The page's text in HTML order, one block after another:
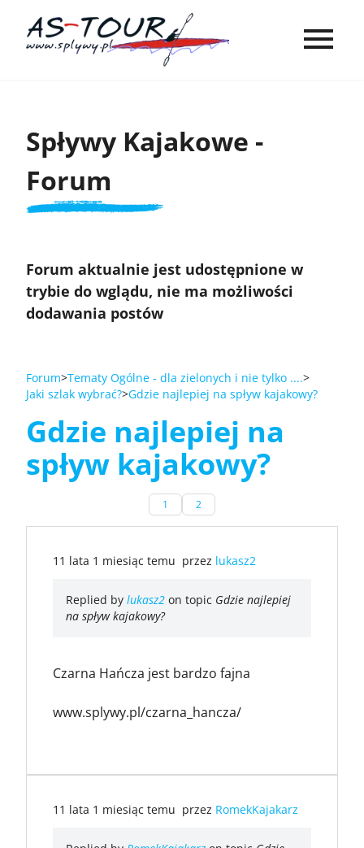
Spływy Kajakowe -
Forum
Forum aktualnie jest udostępnione w
trybie do wglądu, nie ma możliwości
dodawania postów
Forum Tematy Ogólne - dla zielonych i nie tylko ....
Jaki szlak wybrać? Gdzie najlepiej na spływ kajakowy?
Gdzie najlepiej na
spływ kajakowy?
1 2
11 lata 1 miesiąc temu przez lukasz2
Replied by lukasz2 on topic Gdzie najlepiej
na spływ kajakowy?
Czarna Hańcza jest bardzo fajna
www.splywy.pl/czarna_hancza/
11 lata 1 miesiąc temu przez RomekKajakarz